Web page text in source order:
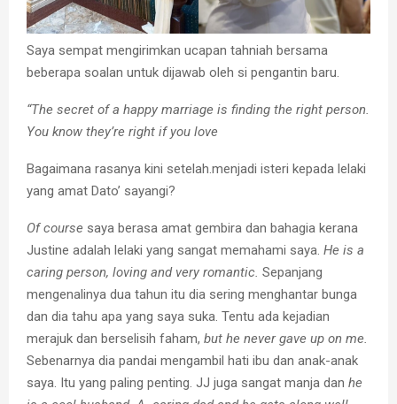
Saya sempat mengirimkan ucapan tahniah bersama
beberapa soalan untuk dijawab oleh si pengantin baru.
“The secret of a happy marriage is finding the right person.
You know they’re right if you love
Bagaimana rasanya kini setelah.menjadi isteri kepada lelaki
yang amat Dato’ sayangi?
Of course saya berasa amat gembira dan bahagia kerana
Justine adalah lelaki yang sangat memahami saya. He is a
caring person, loving and very romantic. Sepanjang
mengenalinya dua tahun itu dia sering menghantar bunga
dan dia tahu apa yang saya suka. Tentu ada kejadian
merajuk dan berselisih faham, but he never gave up on me.
Sebenarnya dia pandai mengambil hati ibu dan anak-anak
saya. Itu yang paling penting. JJ juga sangat manja dan he